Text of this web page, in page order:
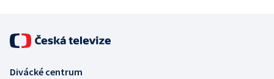
Divácké centrum